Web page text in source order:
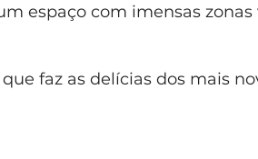
espaço com imensas zonas
faz as delícias dos mais